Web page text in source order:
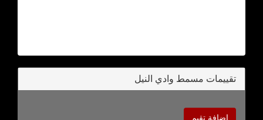
تقييمات مسمط وادي النيل
اضافة تقيم